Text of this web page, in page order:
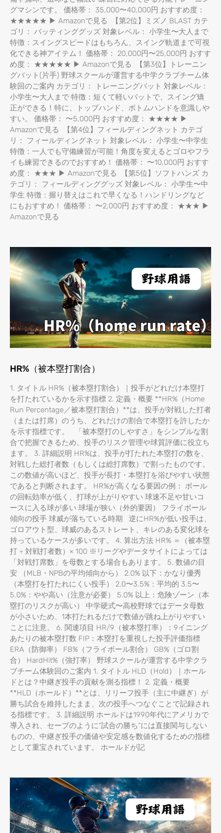
グマシンです。 価格帯： 35,000〜40,000円 おすすめ度：
★★★★★ ▶ Amazonで見る 【第2位】ミズノ BLAST カテ
ゴリ： バッティンググッズ 対象レベル： 小学生〜大人まで
特徴：スイングスピードはもちろん、スイング軌道まで可視
化できる神アイテム！ 価格帯： 20,000円〜25,000円 おすす
め度： ★★★★★ ▶ Amazonで見る 【第3位】トレーニン
グバット(片手) 野球スクールが運営する中学クラブチーム体
験回のご案内 カテゴリ： トレーニングバット 対象レベル：
小学生〜大人まで 特徴：短くて軽いバットで、スイング矯
正ができる！特に、トップハンド、ボトムハンドを意識しや
すい。 価格帯： 〜5,000円 おすすめ度： ★★★★ ▶
Amazonで見る 【第4位】フィールディングネット カテゴ
リ： フィールディングネット 対象レベル： 小学生〜中学生
特徴：一人でも守備練習が可能！角度を変えるとゴロやフラ
イも練習できるのでおすすめ！ 価格帯： 〜10,000円 おすす
め度： ★★★ ▶ Amazonで見る 【第5位】ソフトハンズ カ
テゴリ： フィールディンググッズ 対象レベル： 小学生〜中
学生 特徴：握り替えはこれで早くなる！ハンドリングなど
にもおすすめ！ 価格帯： 〜2,000円 おすすめ度： ★★★ ▶
Amazonで見る
HR%（被本塁打割合）
1. タイトル HR%（被本塁打割合）｜投手がどれだけ本塁打
を打たれているかを示す指標 2. 定義・概要 **HR%（Home
Run Percentage／被本塁打割合）**は、投手が対戦した打者
（または打席）のうち、どれだけの割合で本塁打を許したか
を示す指標です。 「被本塁打のしやすさ」をシンプルな割
合で把握できるため、投手のリスク管理や球質評価に役立ち
ます。 3. 詳細説明 HR%は、投手が打たれた本塁打の数を、
対戦した総打者数（もしくは総打席数）で割ったものです。
この数値が高いほど、投手が長打・本塁打を浴びやすい状態
であると判断されます。 HR%が高くなる要因の例： ボール
の回転効率が低く、打球が上がりやすい 球速不足や甘いコ
ースに入る球が多い 球場が狭い（外的要因） フライボール
傾向の投手 球威が落ちている時期 逆にHR%が低い投手は、
ゴロアウト型、球威のあるストレート、キレのある変化球を
持っているケースが多いです。 4. 算出方法 HR% ＝（被本塁
打 ÷ 対戦打者数）× 100 ※リーグやデータサイトによっては
「対戦打席数」を母数とする場合もあります。 5. 数値の目
安 （MLB・NPBの平均傾向から） 2.0% 以下：かなり優秀
（本塁打を打たれにくい投手） 2.0〜3.5%：平均的 3.5〜
5.0%：やや高い（注意が必要） 5.0% 以上：危険ゾーン（本
塁打のリスクが高い） 中学硬式〜高校野球ではデータ母数
が小さいため、1本打たれるだけで数値が跳ね上がりやすい
ことに注意。 6. 関連項目 HR/9（被本塁打率）：9イニング
あたりの被本塁打数 FIP：本塁打を重視した投手評価指標
ERA（防御率） FB%（フライボール割合） GB%（ゴロ割
合） HardHit%（強打率） 野球スクールが運営する中学クラ
ブチーム体験回のご案内 1. タイトル HLD（Hold）｜ホール
ドとは？中継ぎ投手の貢献を測る指標！ 2. 定義・概要
**HLD（ホールド）**とは、リリーフ投手（主に中継ぎ）が
勝ち試合を維持したまま、次の投手へつなぐことで記録され
る指標です。 3. 詳細説明 ホールドは1990年代にアメリカで
導入され、セーブのように“試合の勝ち”には直接関与しない
ものの、中継ぎ投手の価値や安定感を数値化するための指標
として重宝されています。 ホールドが記